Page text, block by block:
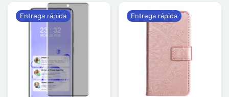
Entrega rápida Entrega rápida